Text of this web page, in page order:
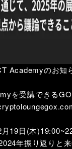
Academyのお知
を受講できる
月19日(木
年振り返りと